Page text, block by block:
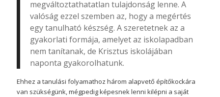
megváltoztathatatlan tulajdonság lenne. A
valóság ezzel szemben az, hogy a megértés
egy tanulható készség. A szeretetnek az a
gyakorlati formája, amelyet az iskolapadban
nem tanítanak, de Krisztus iskolájában
naponta gyakorolhatunk.
Ehhez a tanulási folyamathoz három alapvető építőkockára
van szükségünk, mégpedig képesnek lenni kilépni a saját